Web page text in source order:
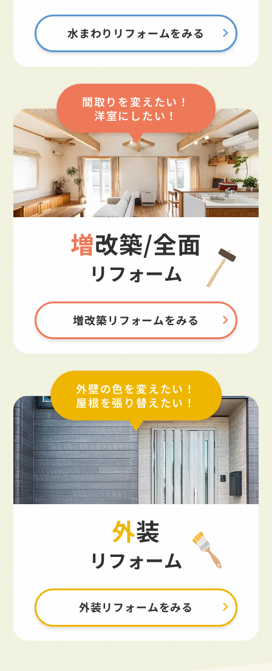
水まわりリフォームをみる
間取りを変えたい！
洋室にしたい！
増改築/全面
リフォーム
増改築リフォームをみる
外壁の色を変えたい！
屋根を張り替えたい！
外装
リフォーム
外装リフォームをみる